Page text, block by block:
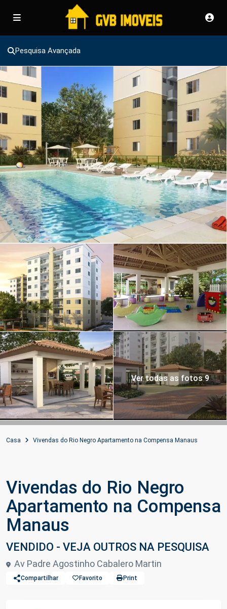
Pesquisa Avançada
Ver todas as fotos 9
Casa Vivendas do Rio Negro Apartamento na Compensa Manaus
Vivendas do Rio Negro
Apartamento na Compensa
Manaus
VENDIDO - VEJA OUTROS NA PESQUISA
Av Padre Agostinho Cabalero Martin
Compartilhar Favorito Print